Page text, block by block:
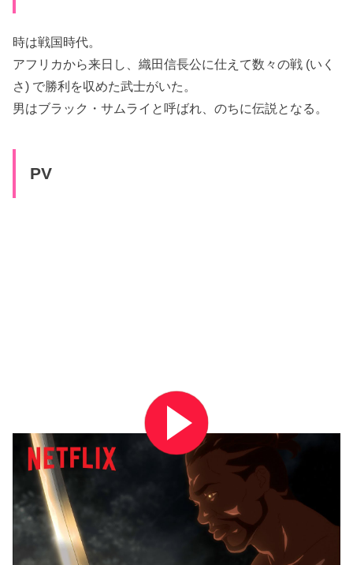
時は戦国時代。
アフリカから来日し、織田信長公に仕えて数々の戦 (いく
さ) で勝利を収めた武士がいた。
男はブラック・サムライと呼ばれ、のちに伝説となる。
PV